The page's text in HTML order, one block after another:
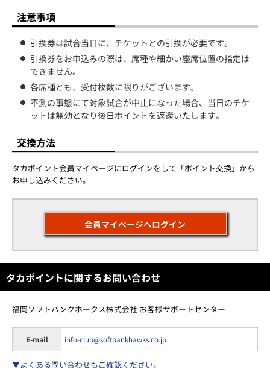
注意事項
引換券は試合当日に、チケットとの引換が必要です。
引換券をお申込みの際は、席種や細かい座席位置の指定は
できません。
各席種とも、受付枚数に限りがございます。
不測の事態にて対象試合が中止になった場合、当日のチケ
ットは無効となり後日ポイントを返還いたします。
交換方法
タカポイント会員マイページにログインをして「ポイント交換」から
お申し込みください。
会員マイページへログイン
タカポイントに関するお問い合わせ
福岡ソフトバンクホークス株式会社 お客様サポートセンター
E-mail info-club@softbankhawks.co.jp
▼よくある問い合わせもご確認ください。